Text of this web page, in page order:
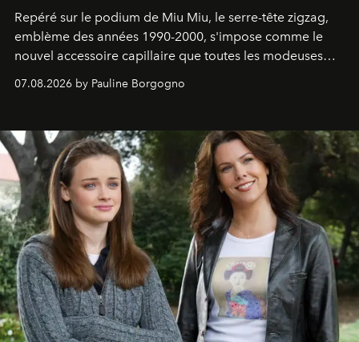
Repéré sur le podium de Miu Miu, le serre-tête zigzag,
emblème des années 1990-2000, s'impose comme le
nouvel accessoire capillaire que toutes les modeuses
s'arrachent déjà.
07.08.2026 by Pauline Borgogno